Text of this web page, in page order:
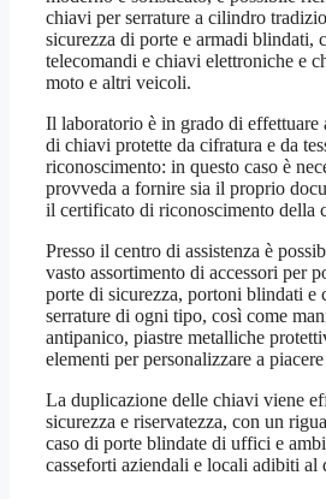
chiavi per serrature a cilindro
sicurezza di porte e armadi blindati,
telecomandi e chiavi elettroniche e
moto e altri veicoli.
Il laboratorio è in grado di effettuare
di chiavi protette da cifratura e da
riconoscimento: in questo caso è
provveda a fornire sia il proprio
il certificato di riconoscimento della
Presso il centro di assistenza è
vasto assortimento di accessori per
porte di sicurezza, portoni blindati e
serrature di ogni tipo, così come
antipanico, piastre metalliche
elementi per personalizzare a
La duplicazione delle chiavi viene
sicurezza e riservatezza, con un
caso di porte blindate di uffici e
casseforti aziendali e locali adibiti al